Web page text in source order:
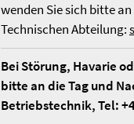
wenden Sie sich bitte
Technischen Abteilung:
Bei Störung, Havarie
bitte an die Tag und
Betriebstechnik, Tel: